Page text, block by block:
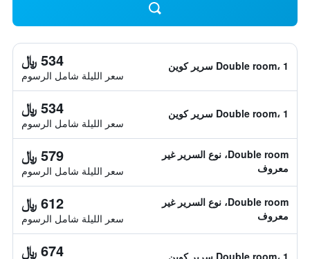
Double room، 1 سرير كوين 534 ﷼
سعر الليلة شامل الرسوم
Double room، 1 سرير كوين 534 ﷼
سعر الليلة شامل الرسوم
Double room، نوع السرير غير
معروف
579 ﷼
سعر الليلة شامل الرسوم
Double room، نوع السرير غير
معروف
612 ﷼
سعر الليلة شامل الرسوم
Double room، 1 سرير كوين 674 ﷼